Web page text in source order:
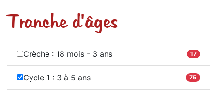
Tranche d'âges
Crèche : 18 mois - 3 ans 17
Cycle 1 : 3 à 5 ans 75